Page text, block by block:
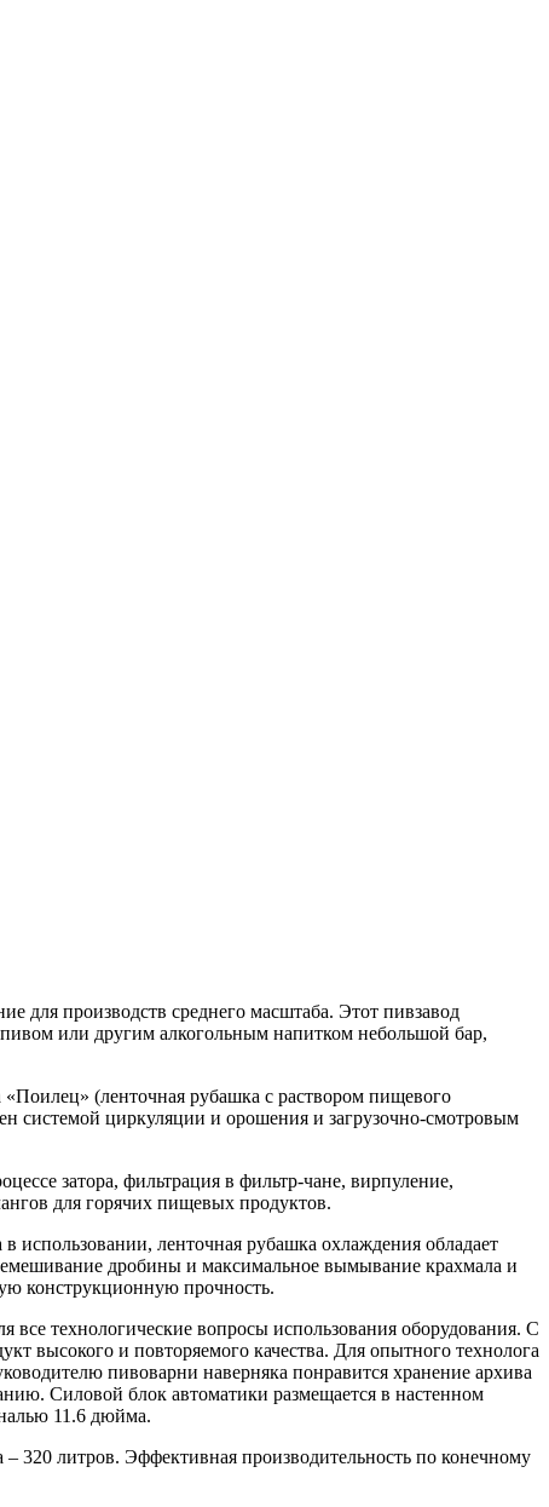
для производств среднего масштаба. Этот пивзавод
или другим алкогольным напитком небольшой бар,
(ленточная рубашка с раствором пищевого
системой циркуляции и орошения и загрузочно-смотровым
затора, фильтрация в фильтр-чане, вирпуление,
для горячих пищевых продуктов.
использовании, ленточная рубашка охлаждения обладает
дробины и максимальное вымывание крахмала и
конструкционную прочность.
все технологические вопросы использования оборудования. С
высокого и повторяемого качества. Для опытного технолога
пивоварни наверняка понравится хранение архива
Силовой блок автоматики размещается в настенном
11.6 дюйма.
320 литров. Эффективная производительность по конечному